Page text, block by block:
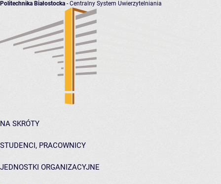
Politechnika Białostocka - Centralny System Uwierzytelniania
NA SKRÓTY
STUDENCI, PRACOWNICY
JEDNOSTKI ORGANIZACYJNE